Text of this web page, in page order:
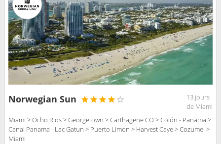
Norwegian Sun
13 jours
de Miami
Miami > Ocho Rios > Georgetown > Carthagene CO > Colón - Panama >
Canal Panama - Lac Gatun > Puerto Limon > Harvest Caye > Cozumel >
Miami